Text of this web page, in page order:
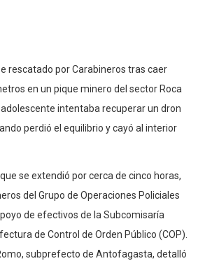
rescatado por Carabineros tras caer
en un pique minero del sector Roca
intentaba recuperar un dron
perdió el equilibrio y cayó al interior
se extendió por cerca de cinco horas,
del Grupo de Operaciones Policiales
de efectivos de la Subcomisaría
de Control de Orden Público (COP).
subprefecto de Antofagasta, detalló